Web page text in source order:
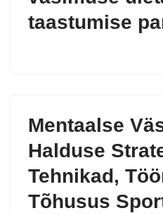
taastumise
Mentaalse
Halduse
Tehnikad,
Tõhusus